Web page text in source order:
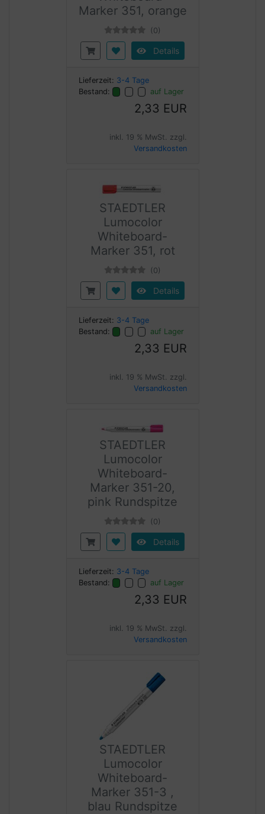
Marker 351, orange
(0)
Details
Lieferzeit: 3-4 Tage
Bestand:
auf Lager
2,33 EUR
inkl. 19 % MwSt. zzgl.
Versandkosten
STAEDTLER
Lumocolor
Whiteboard-
Marker 351, rot
(0)
Details
Lieferzeit: 3-4 Tage
Bestand:
auf Lager
2,33 EUR
inkl. 19 % MwSt. zzgl.
Versandkosten
STAEDTLER
Lumocolor
Whiteboard-
Marker 351-20,
pink Rundspitze
(0)
Details
Lieferzeit: 3-4 Tage
Bestand:
auf Lager
2,33 EUR
inkl. 19 % MwSt. zzgl.
Versandkosten
STAEDTLER
Lumocolor
Whiteboard-
Marker 351-3 ,
blau Rundspitze